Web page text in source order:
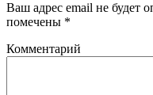
Ваш адрес email не будет
помечены *
Комментарий